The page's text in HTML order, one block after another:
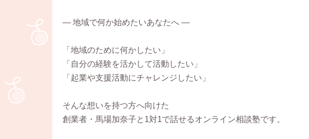
― 地域で何か始めたいあなたへ ―
「地域のために何かしたい」
「自分の経験を活かして活動したい」
「起業や支援活動にチャレンジしたい」
そんな想いを持つ方へ向けた
創業者・馬場加奈子と1対1で話せるオンライン相談塾です。